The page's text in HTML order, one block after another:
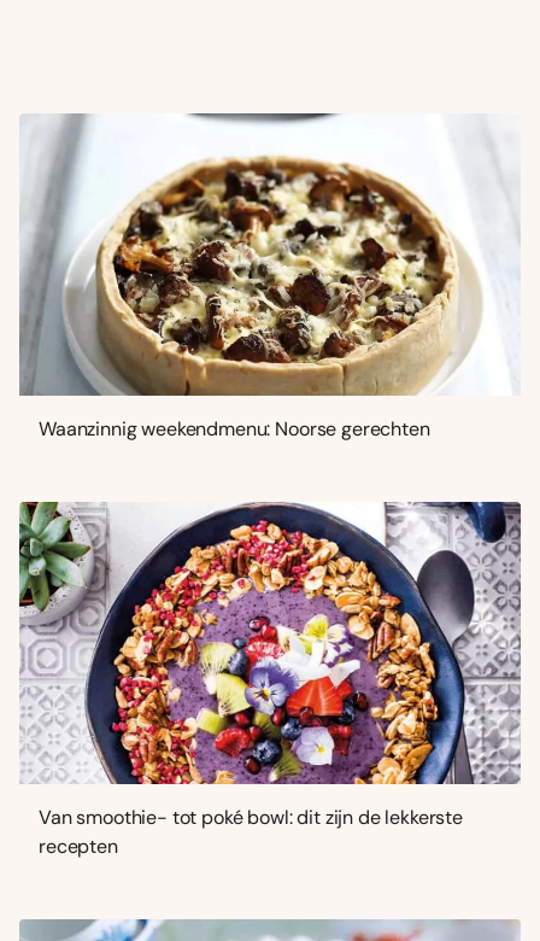
Waanzinnig weekendmenu: Noorse gerechten
Van smoothie- tot poké bowl: dit zijn de lekkerste
recepten